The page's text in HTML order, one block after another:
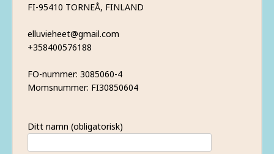
FI-95410 TORNEÅ, FINLAND
elluvieheet@gmail.com
+358400576188
FO-nummer: 3085060-4
Momsnummer: FI30850604
Ditt namn (obligatorisk)